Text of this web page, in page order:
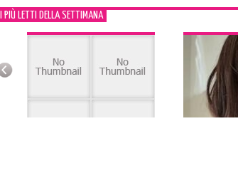
I PIÙ LETTI DELLA SETTIMANA